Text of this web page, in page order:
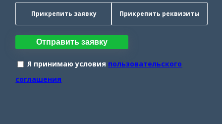
Прикрепить заявку Прикрепить реквизиты
Отправить заявку
Я принимаю условия пользовательского
соглашения